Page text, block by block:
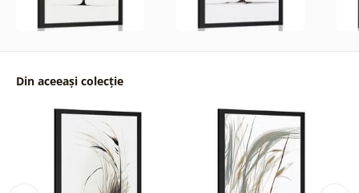
Din aceeași colecție